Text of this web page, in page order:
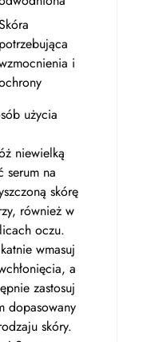
potrzebująca
i
użycia
niewielką
serum na
skórę
również w
oczu.
wmasuj
a
zastosuj
dopasowany
skóry.